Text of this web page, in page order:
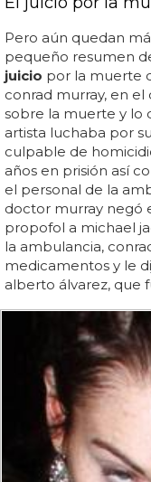
Pero aún quedan
pequeño resumen
juicio por la muerte
conrad murray, en
sobre la muerte y lo
artista luchaba por
culpable de
años en prisión así
el personal de la
doctor murray negó
propofol a michael
la ambulancia,
medicamentos y le
alberto álvarez, que